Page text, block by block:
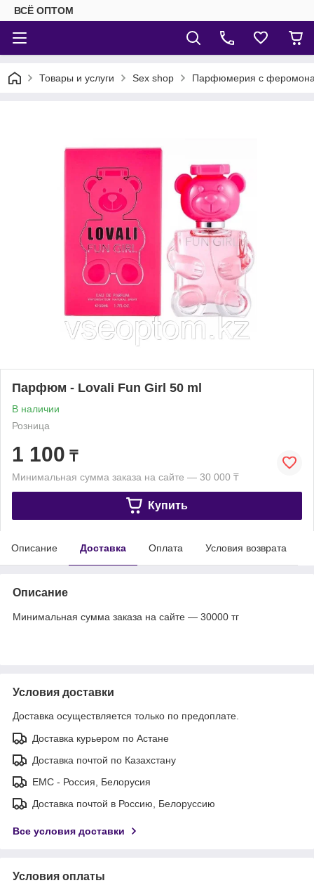
ВСЁ ОПТОМ
Товары и услуги Sex shop Парфюмерия с
Парфюм - Lovali Fun Girl 50 ml
В наличии
Розница
1 100 ₸
Минимальная сумма заказа на сайте — 30 000 ₸
Купить
Описание Доставка Оплата Условия возврата
Описание
Минимальная сумма заказа на сайте — 30000 тг
Условия доставки
Доставка осуществляется только по предоплате.
Доставка курьером по Астане
Доставка почтой по Казахстану
ЕМС - Россия, Белорусия
Доставка почтой в Россию, Белоруссию
Все условия доставки
Условия оплаты